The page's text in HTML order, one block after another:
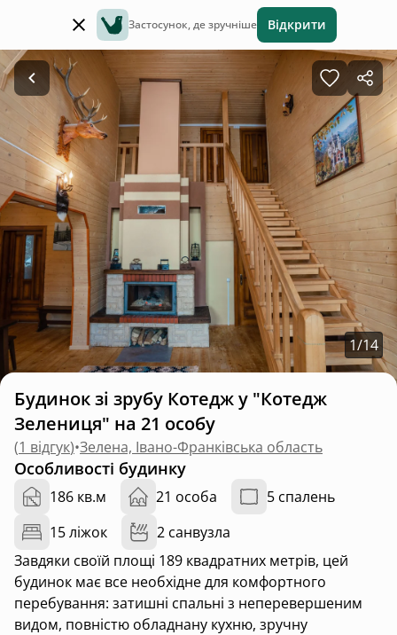
Застосунок, де зручніше Відкрити
1/14
Будинок зі зрубу Котедж у "Котедж
Зелениця" на 21 особу
(1 відгук)•Зелена, Івано-Франківська область
Особливості будинку
186 кв.м 21 особа
5 спалень
15 ліжок
2 санвузла
Завдяки своїй площі 189 квадратних метрів, цей
будинок має все необхідне для комфортного
перебування: затишні спальні з неперевершеним
видом, повністю обладнану кухню, зручну